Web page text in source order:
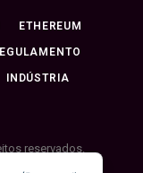
ETHEREUM
INDÚSTRIA
reservados.
(Switzerland)